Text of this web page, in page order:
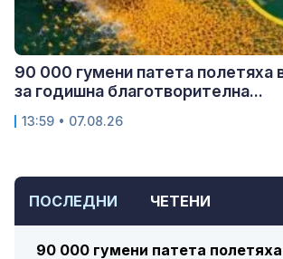
ПОСЛЕДНИ ЧЕТЕНИ
90 000 гумени патета полетяха
90 000 гумени патета полетяха
за годишна благотворителна...
13:59 • 07.08.26